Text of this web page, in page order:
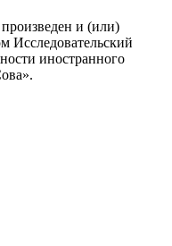
и (или)
Исследовательский
иностранного